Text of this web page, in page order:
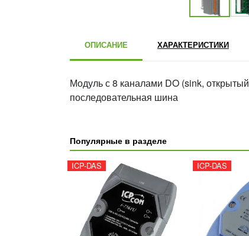
ОПИСАНИЕ ХАРАКТЕРИСТИКИ
Модуль с 8 каналами DO (sink,
последовательная шина
Популярные в разделе
ICP-DAS ICP-DAS